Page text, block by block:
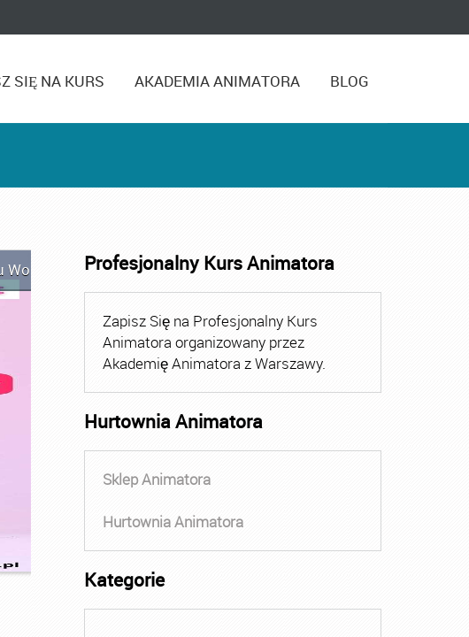
SIĘ NA KURS AKADEMIA ANIMATORA BLOG
Kurs Animatora Czasu Wolnego Warszawa
Profesjonalny Kurs Animatora
Zapisz Się na Profesjonalny Kurs
Animatora organizowany przez
Akademię Animatora z Warszawy.
Hurtownia Animatora
Sklep Animatora
Hurtownia Animatora
Kategorie